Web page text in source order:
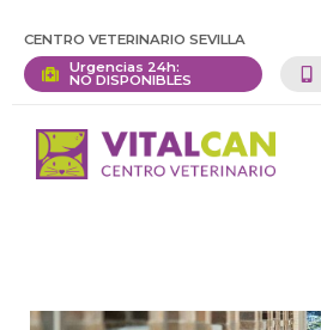
CENTRO VETERINARIO SEVILLA
Urgencias 24h:
NO DISPONIBLES